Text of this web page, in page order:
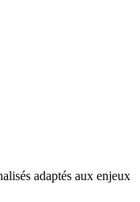
adaptés aux enjeux